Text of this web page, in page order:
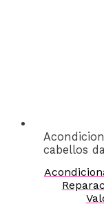
cabellos